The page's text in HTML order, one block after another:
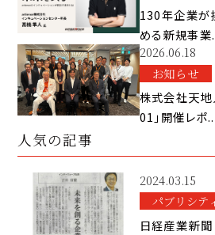
130年企業が
める新規事業
2026.06.18
お知らせ
株式会社天地
01」開催レポ
人気の記事
2024.03.15
パブリシテ
日経産業新